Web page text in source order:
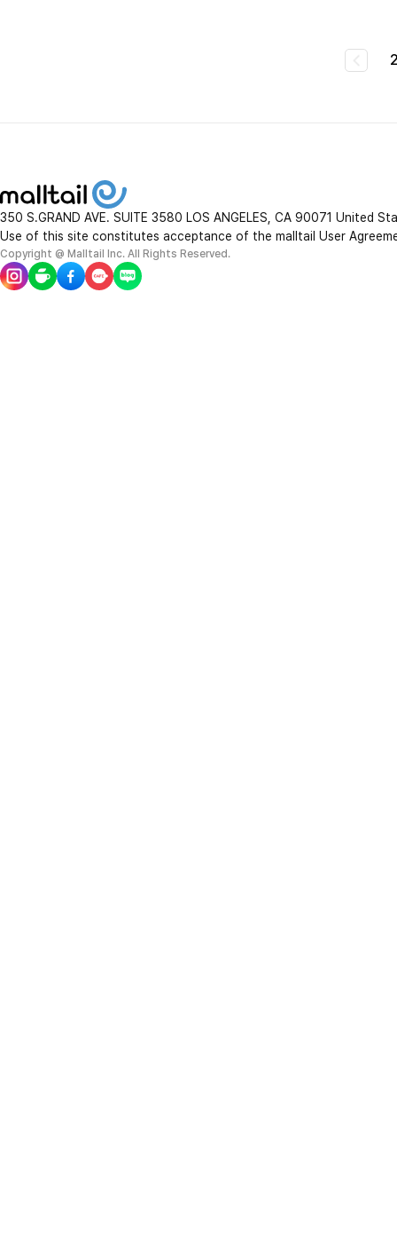
350 S.GRAND AVE. SUITE 3580 LOS ANGELES, CA 90071 United
Use of this site constitutes acceptance of the malltail User
Copyright @ Malltail Inc. All Rights Reserved.